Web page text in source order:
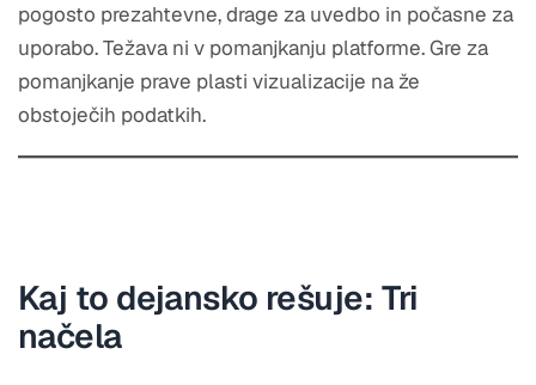
pogosto prezahtevne, drage za uvedbo in počasne za
uporabo. Težava ni v pomanjkanju platforme. Gre za
pomanjkanje prave plasti vizualizacije na že
obstoječih podatkih.
Kaj to dejansko rešuje: Tri
načela